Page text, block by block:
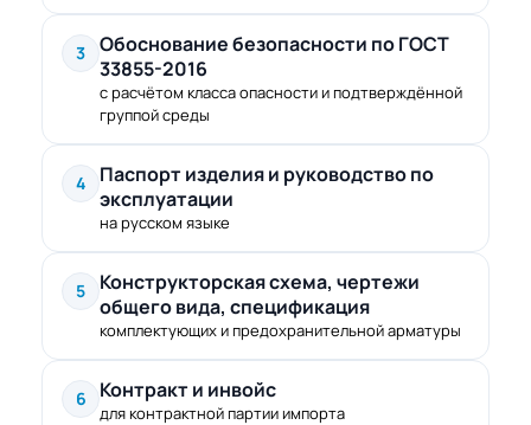
3
Обоснование безопасности по ГОСТ
33855-2016
с расчётом класса опасности и подтверждённой
группой среды
4
Паспорт изделия и руководство по
эксплуатации
на русском языке
5
Конструкторская схема, чертежи
общего вида, спецификация
комплектующих и предохранительной арматуры
6 Контракт и инвойс
для контрактной партии импорта